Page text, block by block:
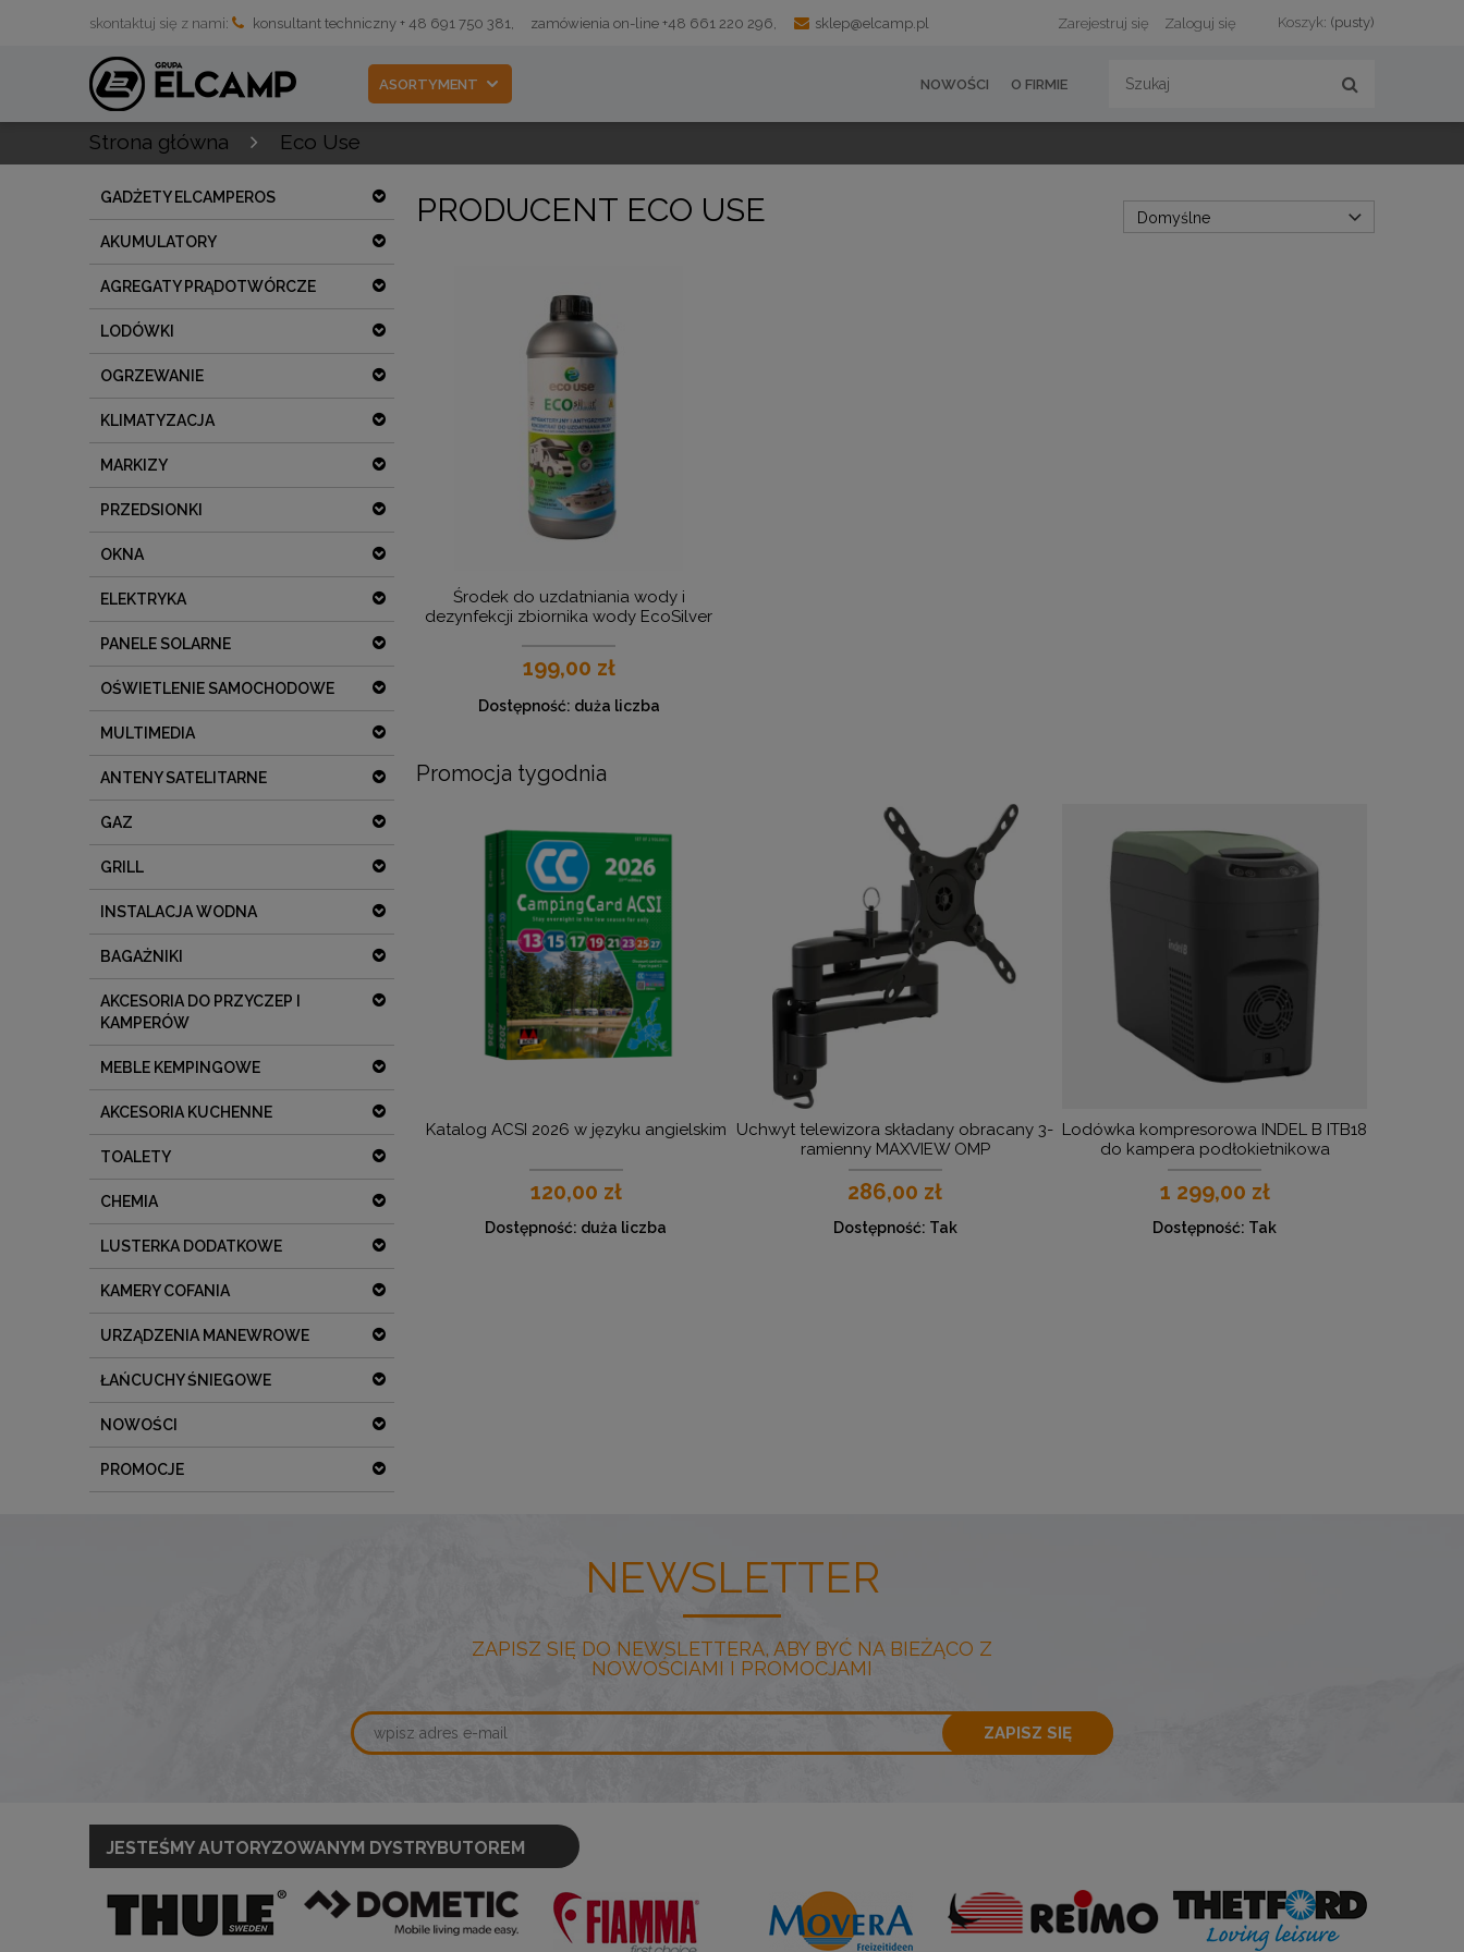
Koszyk: (pusty)
Zarejestruj się Zaloguj się
skontaktuj się z nami: konsultant techniczny + 48 691 750 381, zamówienia on-line +48 661 220 296, sklep@elcamp.pl
NOWOŚCI
ASORTYMENT O FIRMIE
Strona główna Eco Use
GADŻETY ELCAMPEROS
AKUMULATORY
AGREGATY PRĄDOTWÓRCZE
LODÓWKI
OGRZEWANIE
KLIMATYZACJA
MARKIZY
PRZEDSIONKI
OKNA
ELEKTRYKA
PANELE SOLARNE
OŚWIETLENIE SAMOCHODOWE
MULTIMEDIA
ANTENY SATELITARNE
GAZ
GRILL
INSTALACJA WODNA
BAGAŻNIKI
AKCESORIA DO PRZYCZEP I
KAMPERÓW
MEBLE KEMPINGOWE
AKCESORIA KUCHENNE
TOALETY
CHEMIA
LUSTERKA DODATKOWE
KAMERY COFANIA
URZĄDZENIA MANEWROWE
ŁAŃCUCHY ŚNIEGOWE
NOWOŚCI
PROMOCJE
PRODUCENT ECO USE
Środek do uzdatniania wody i
dezynfekcji zbiornika wody EcoSilver
199,00 zł
Dostępność: duża liczba
Promocja tygodnia
Katalog ACSI 2026 w języku angielskim
120,00 zł
Dostępność: duża liczba
Uchwyt telewizora składany obracany 3-
ramienny MAXVIEW OMP
286,00 zł
Dostępność: Tak
Lodówka kompresorowa INDEL B ITB18
do kampera podłokietnikowa
1 299,00 zł
Dostępność: Tak
NEWSLETTER
ZAPISZ SIĘ DO NEWSLETTERA, ABY BYĆ NA BIEŻĄCO Z
NOWOŚCIAMI I PROMOCJAMI
ZAPISZ SIĘ
JESTEŚMY AUTORYZOWANYM DYSTRYBUTOREM